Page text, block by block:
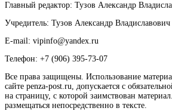
Главный редактор: Тузов Александр
Учредитель: Тузов Александр Владиславович
E-mail: vipinfo@yandex.ru
Телефон: +7 (906) 395-73-07
Все права защищены. Использование
сайте penza-post.ru, допускается с
на страницу, с которой заимствован
размещаться непосредственно в тексте.